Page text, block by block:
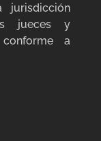
jurisdicción
jueces y
a